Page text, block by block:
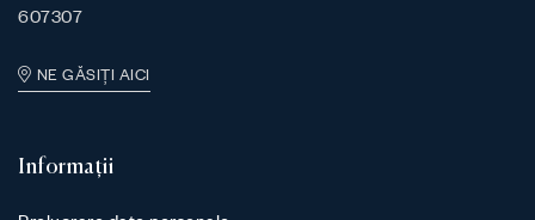
607307
NE GĂSIȚI AICI
Informații